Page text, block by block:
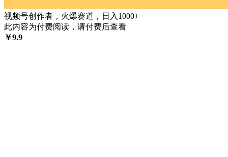
视频号创作者，火爆赛道，日入1000+
此内容为付费阅读，请付费后查看
￥9.9